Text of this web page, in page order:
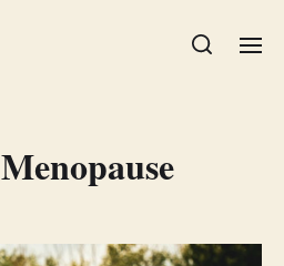
Menopause